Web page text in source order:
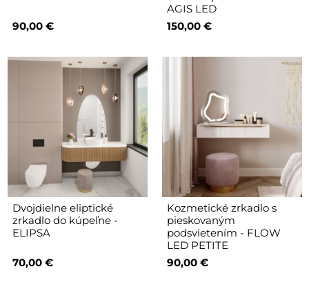
90,00 €
AGIS LED
150,00 €
Dvojdielne eliptické
zrkadlo do kúpeľne -
ELIPSA
70,00 €
Kozmetické zrkadlo s
pieskovaným
podsvietením - FLOW
LED PETITE
90,00 €